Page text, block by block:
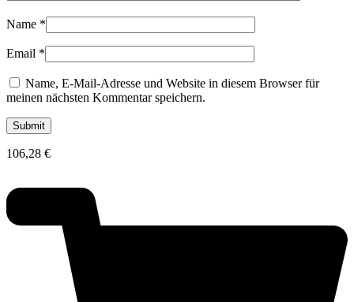
Name *
Email *
Name, E-Mail-Adresse und Website in diesem Browser für
meinen nächsten Kommentar speichern.
106,28 €